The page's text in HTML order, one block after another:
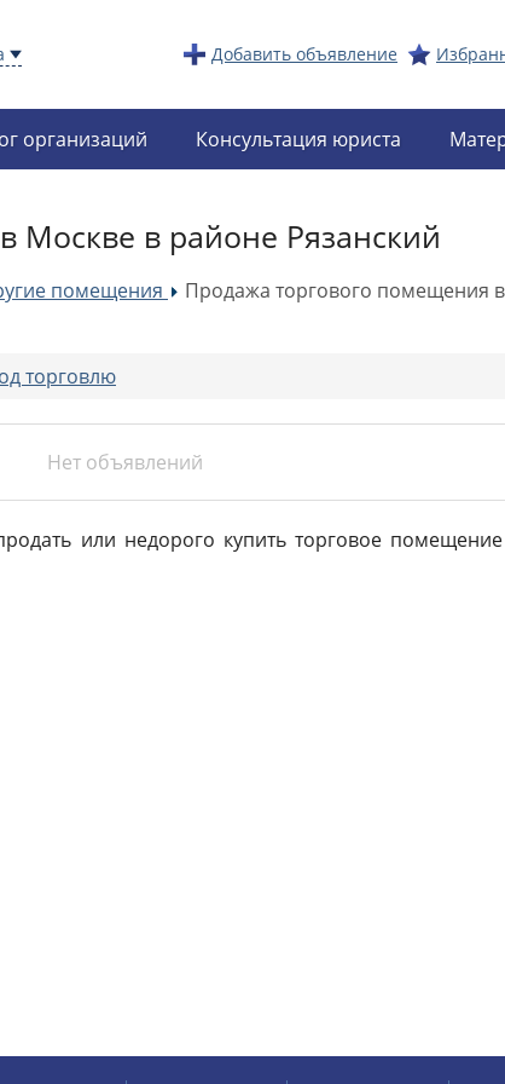
Добавить объявление
организаций Консультация юриста
Москве в районе Рязанский
помещения »Продажа торгового помещения в
торговлю
Нет объявлений
или недорого купить торговое